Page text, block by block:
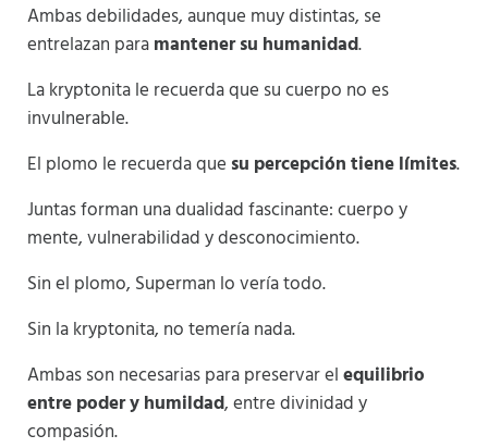
Ambas debilidades, aunque muy distintas, se
entrelazan paramantener su humanidad.
La kryptonita le recuerda que su cuerpo no es
invulnerable.
El plomo le recuerda que su percepción tiene límites.
Juntas forman una dualidad fascinante: cuerpo y
mente, vulnerabilidad y desconocimiento.
Sin el plomo, Superman lo vería todo.
Sin la kryptonita, no temería nada.
Ambas son necesarias para preservar elequilibrio
entre poder y humildad, entre divinidad y
compasión.